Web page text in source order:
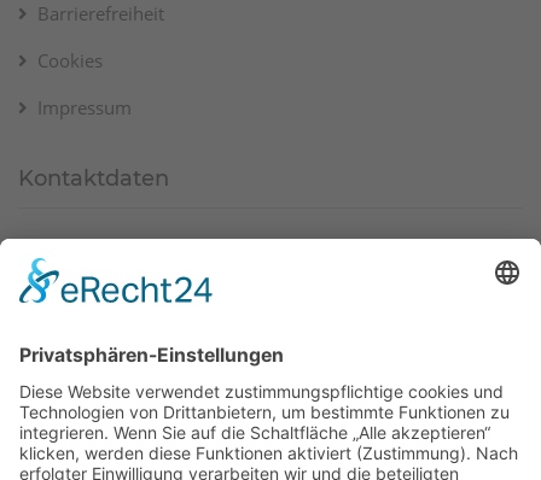
Barrierefreiheit
Cookies
Impressum
Kontaktdaten
(+49) 5650 9697-0
www.cornberg.de